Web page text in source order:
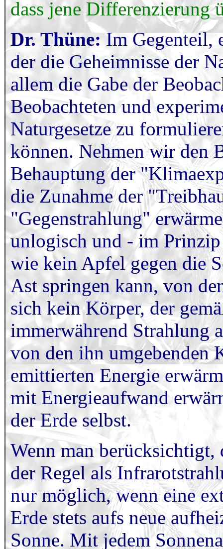
dass jene Differenzierung
Dr. Thüne:Im Gegenteil,
der die Geheimnisse der
allem die Gabe der
Beobachteten und
Naturgesetze zu
können. Nehmen wir den
Behauptung der
die Zunahme der
"Gegenstrahlung"
unlogisch und - im
wie kein Apfel gegen die
Ast springen kann, von
sich kein Körper, der
immerwährend Strahlung
von den ihn umgebenden
emittierten Energie
mit Energieaufwand
der Erde selbst.
Wenn man berücksichtigt,
der Regel als
nur möglich, wenn eine
Erde stets aufs neue
Sonne. Mit jedem